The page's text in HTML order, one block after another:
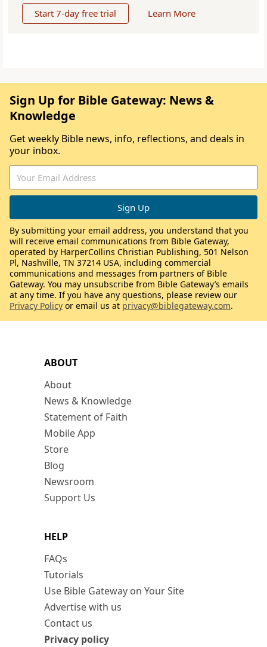
Start 7-day free trial Learn More
ABOUT
About
News & Knowledge
Statement of Faith
Mobile App
Store
Blog
Newsroom
Support Us
HELP
FAQs
Tutorials
Use Bible Gateway on Your Site
Advertise with us
Contact us
Privacy policy
Sign Up for Bible Gateway: News &
Knowledge
Get weekly Bible news, info, reflections, and deals in
your inbox.
By submitting your email address, you understand that you
will receive email communications from Bible Gateway,
operated by HarperCollins Christian Publishing, 501 Nelson
Pl, Nashville, TN 37214 USA, including commercial
communications and messages from partners of Bible
Gateway. You may unsubscribe from Bible Gateway’s emails
at any time. If you have any questions, please review our
Privacy Policy or email us at privacy@biblegateway.com.